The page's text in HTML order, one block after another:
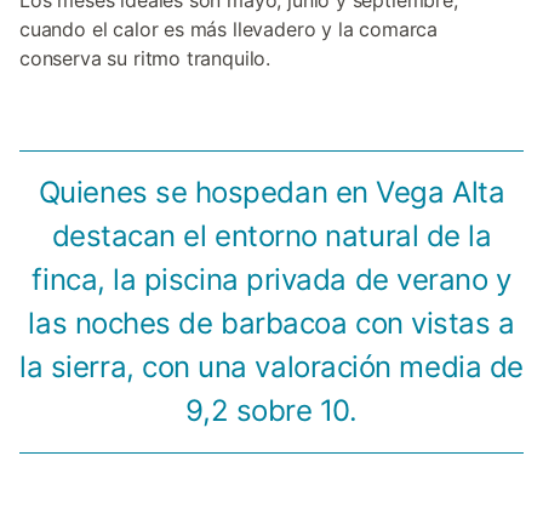
cuando el calor es más llevadero y la comarca
conserva su ritmo tranquilo.
Quienes se hospedan en Vega Alta
destacan el entorno natural de la
finca, la piscina privada de verano y
las noches de barbacoa con vistas a
la sierra, con una valoración media de
9,2 sobre 10.